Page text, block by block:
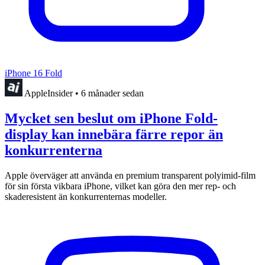
iPhone 16 Fold
AppleInsider • 6 månader sedan
Mycket sen beslut om iPhone Fold-
display kan innebära färre repor än
konkurrenterna
Apple överväger att använda en premium transparent polyimid-film
för sin första vikbara iPhone, vilket kan göra den mer rep- och
skaderesistent än konkurrenternas modeller.